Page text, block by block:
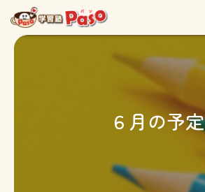
６月の予定